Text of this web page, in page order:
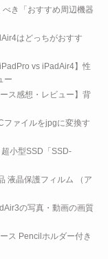
べき「おすすめ周辺機器
はどっちがおすす
vs iPadAir4】性
ー
ス感想・レビュー】背
ファイルをjpgに変換す
超小型SSD「SSD-
液晶保護フィルム （ア
の写真・動画の画質
ス Pencilホルダー付き